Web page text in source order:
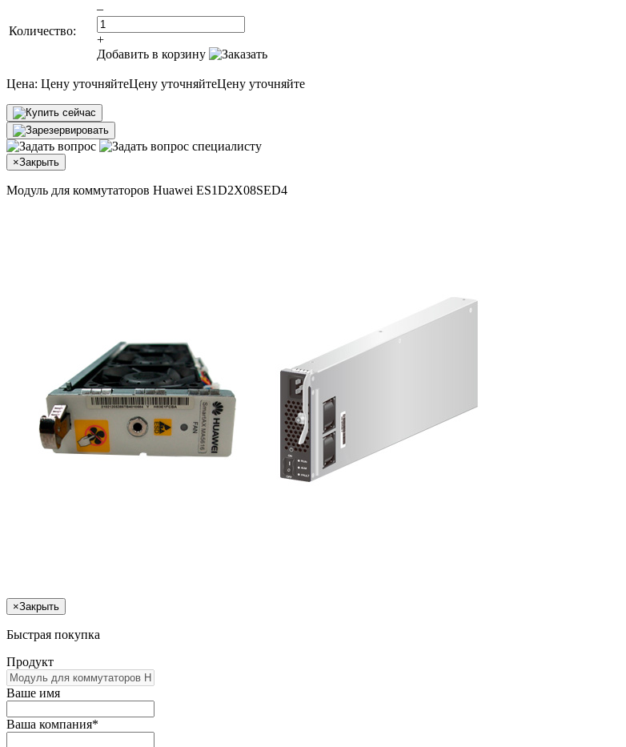
Количество:
–
+
Добавить в корзину
Цена: Цену уточняйтеЦену уточняйтеЦену уточняйте
×Закрыть
Модуль для коммутаторов Huawei ES1D2X08SED4
×Закрыть
Быстрая покупка
Продукт
Ваше имя
Ваша компания*